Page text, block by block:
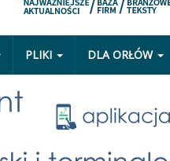
PLIKI DLA ORŁÓW